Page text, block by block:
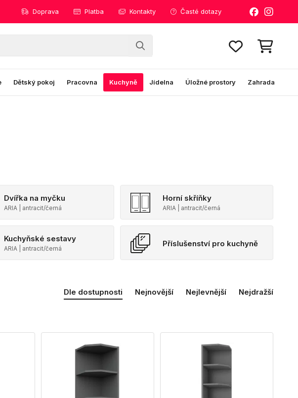
Doprava Platba Kontakty Časté dotazy
Dětský pokoj Pracovna Kuchyně Jídelna Úložné prostory Zahrada
Dvířka na myčku
ARIA | antracit/černá
Horní skříňky
ARIA | antracit/černá
Kuchyňské sestavy
ARIA | antracit/černá
Příslušenství pro kuchyně
Dle dostupnosti Nejnovější Nejlevnější Nejdražší